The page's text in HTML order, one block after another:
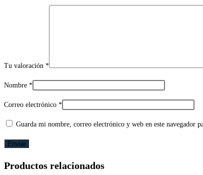
Tu valoración *
Nombre *
Correo electrónico *
Guarda mi nombre, correo electrónico y web en este navegador
Productos relacionados